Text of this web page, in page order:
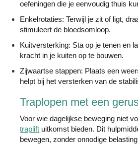
oefeningen die je eenvoudig thuis
Enkelrotaties: Terwijl je zit of ligt,
stimuleert de bloedsomloop.
Kuitversterking: Sta op je tenen en
kracht in je kuiten op te bouwen.
Zijwaartse stappen: Plaats een
helpt bij het versterken van de
Traplopen met een
Voor wie dagelijkse beweging niet
traplift uitkomst bieden. Dit
bewegen, zonder onnodige